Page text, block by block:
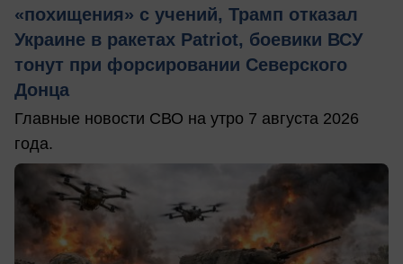
«похищения» с учений, Трамп отказал
Украине в ракетах Patriot, боевики ВСУ
тонут при форсировании Северского
Донца
Главные новости СВО на утро 7 августа 2026
года.